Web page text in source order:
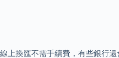
線上換匯不需手續費，有些銀行